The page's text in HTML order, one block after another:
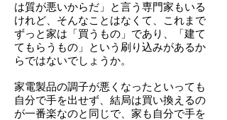
は質が悪いからだ」と言う専門家もいる
けれど、そんなことはなくて、これまで
ずっと家は「買うもの」であり、「建て
てもらうもの」という刷り込みがあるか
らではないでしょうか。
家電製品の調子が悪くなったといっても
自分で手を出せず、結局は買い換えるの
が一番楽なのと同じで、 家も自分で手を